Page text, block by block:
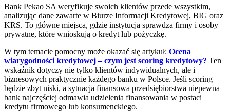
Bank Pekao SA weryfikuje swoich klientów przede wszystkim,
analizując dane zawarte w Biurze Informacji Kredytowej, BIG oraz
KRS. To główne miejsca, gdzie instytucja sprawdza firmy i osoby
prywatne, które wnioskują o kredyt lub pożyczkę.
W tym temacie pomocny może okazać się artykuł: Ocena
wiarygodności kredytowej – czym jest scoring kredytowy? Ten
wskaźnik dotyczy nie tylko klientów indywidualnych, ale i
biznesowych praktycznie każdego banku w Polsce. Jeśli scoring
będzie zbyt niski, a sytuacja finansowa przedsiębiorstwa niepewna
bank najczęściej odmawia udzielenia finansowania w postaci
kredytu firmowego lub konsumenckiego.